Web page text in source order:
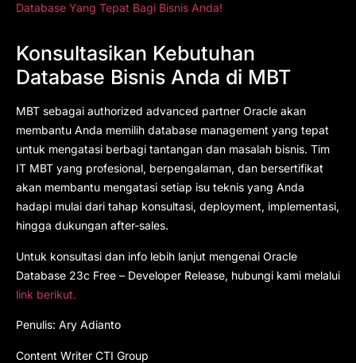
Database Yang Tepat Bagi Bisnis Anda!
Konsultasikan Kebutuhan
Database Bisnis Anda di MBT
MBT sebagai authorized advanced partner Oracle akan
membantu Anda memilih database management yang tepat
untuk mengatasi berbagi tantangan dan masalah bisnis. Tim
IT MBT yang profesional, berpengalaman, dan bersertifikat
akan membantu mengatasi setiap isu teknis yang Anda
hadapi mulai dari tahap konsultasi, deployment, implementasi,
hingga dukungan after-sales.
Untuk konsultasi dan info lebih lanjut mengenai Oracle
Database 23c Free – Developer Release, hubungi kami melalui
link berikut.
Penulis: Ary Adianto
Content Writer CTI Group